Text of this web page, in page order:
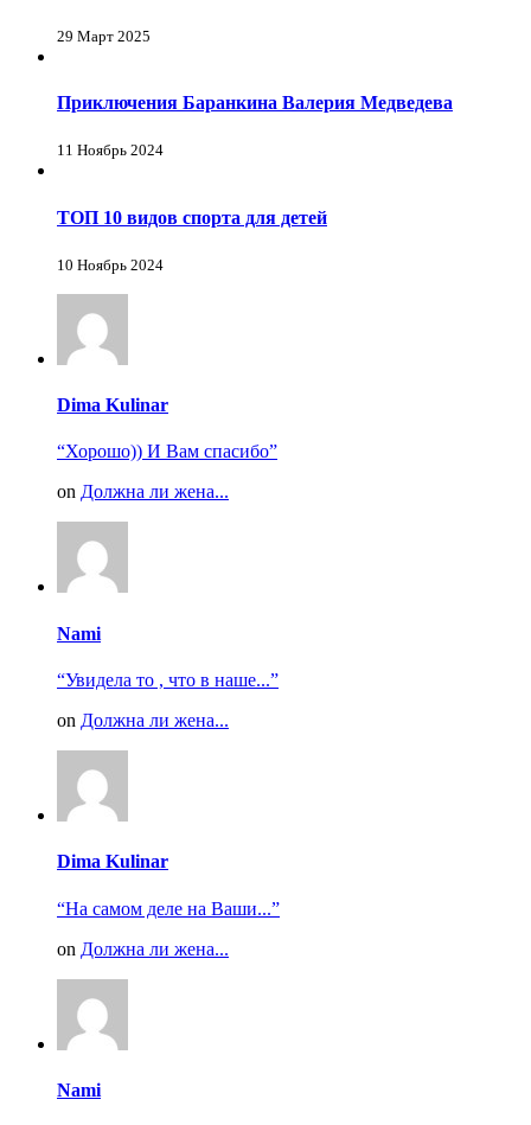
29 Март 2025
Приключения Баранкина Валерия Медведева
11 Ноябрь 2024
ТОП 10 видов спорта для детей
10 Ноябрь 2024
Dima Kulinar
“Хорошо)) И Вам спасибо”
on Должна ли жена...
Nami
“Увидела то , что в наше...”
on Должна ли жена...
Dima Kulinar
“На самом деле на Ваши...”
on Должна ли жена...
Nami